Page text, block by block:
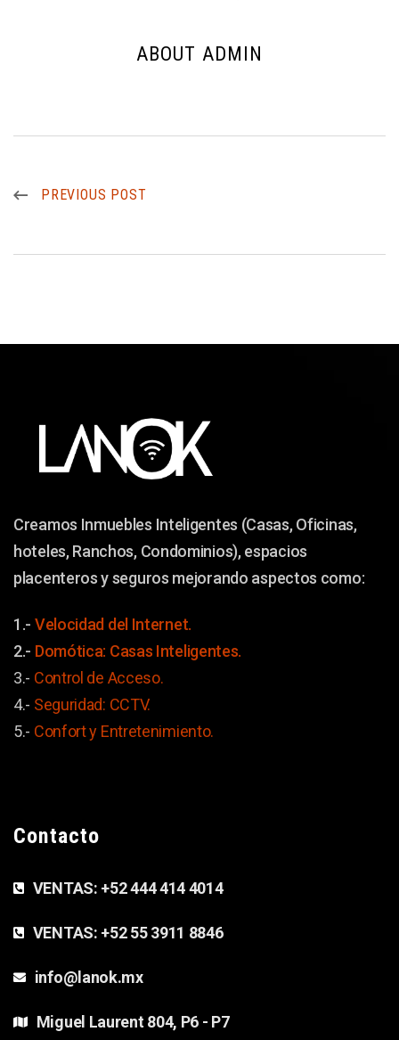
ABOUT ADMIN
PREVIOUS POST
Creamos Inmuebles Inteligentes (Casas, Oficinas,
hoteles, Ranchos, Condominios), espacios
placenteros y seguros mejorando aspectos como:
1.- Velocidad del Internet.
2.- Domótica: Casas Inteligentes.
3.- Control de Acceso.
4.- Seguridad: CCTV.
5.- Confort y Entretenimiento.
Contacto
VENTAS: +52 444 414 4014
VENTAS: +52 55 3911 8846
info@lanok.mx
Miguel Laurent 804, P6 - P7